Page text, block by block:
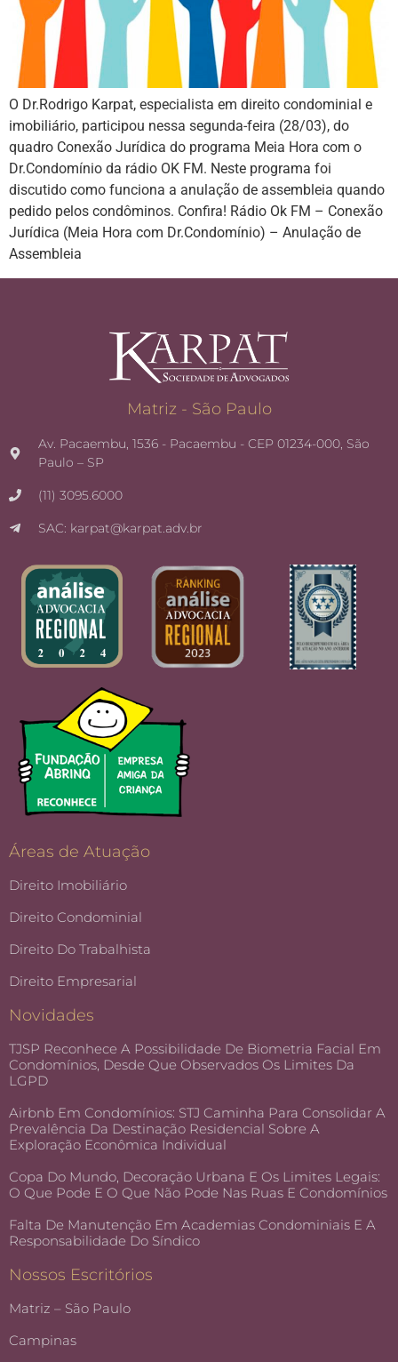
O Dr.Rodrigo Karpat, especialista em direito condominial e
imobiliário, participou nessa segunda-feira (28/03), do
quadro Conexão Jurídica do programa Meia Hora com o
Dr.Condomínio da rádio OK FM. Neste programa foi
discutido como funciona a anulação de assembleia quando
pedido pelos condôminos. Confira! Rádio Ok FM – Conexão
Jurídica (Meia Hora com Dr.Condomínio) – Anulação de
Assembleia
Matriz - São Paulo
Av. Pacaembu, 1536 - Pacaembu - CEP 01234-000, São
Paulo – SP
(11) 3095.6000
SAC: karpat@karpat.adv.br
Áreas de Atuação
Direito Imobiliário
Direito Condominial
Direito Do Trabalhista
Direito Empresarial
Novidades
TJSP Reconhece A Possibilidade De Biometria Facial Em
Condomínios, Desde Que Observados Os Limites Da
LGPD
Airbnb Em Condomínios: STJ Caminha Para Consolidar A
Prevalência Da Destinação Residencial Sobre A
Exploração Econômica Individual
Copa Do Mundo, Decoração Urbana E Os Limites Legais:
O Que Pode E O Que Não Pode Nas Ruas E Condomínios
Falta De Manutenção Em Academias Condominiais E A
Responsabilidade Do Síndico
Nossos Escritórios
Matriz – São Paulo
Campinas